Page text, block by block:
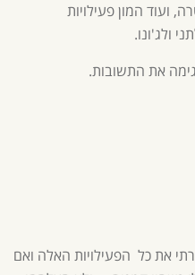
המון פעילויות
את התשובות.
את כל הפעילויות האלה ואם